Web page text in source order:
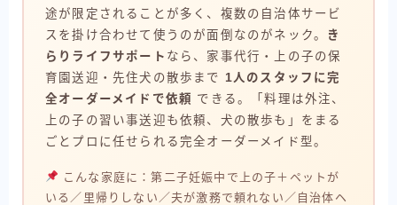
途が限定されることが多く、複数の自治体サービ
スを掛け合わせて使うのが面倒なのがネック。
き
らりライフサポート なら、家事代行・上の子の保
育園送迎・先住犬の散歩まで 1人のスタッフに完
全オーダーメイドで依頼 できる。「料理は外注、
上の子の習い事送迎も依頼、犬の散歩も」をまる
ごとプロに任せられる完全オーダーメイド型。
こんな家庭に：第二子妊娠中で上の子＋ペットが
いる／里帰りしない／夫が激務で頼れない／自治体ヘ